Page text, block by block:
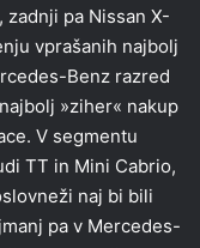
pa Nissan X-
vprašanih najbolj
Benz razred
»ziher« nakup
V segmentu
TT in Mini Cabrio,
naj bi bili
pa v Mercedes-